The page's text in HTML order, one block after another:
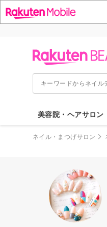
美容院・ヘアサロン
ネイル・まつげサロン